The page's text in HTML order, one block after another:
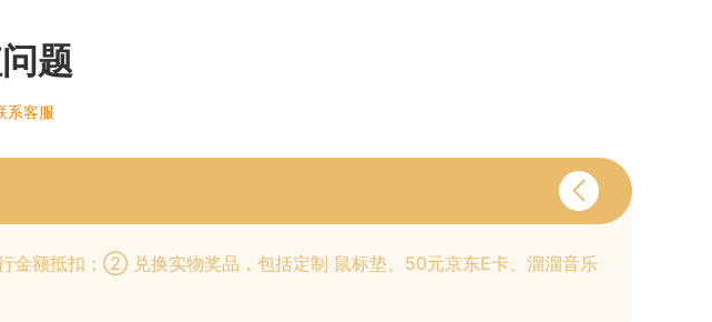
题
系客服
额抵扣；② 兑换实物奖品，包括定制 鼠标垫、50元京东E卡、溜溜音乐